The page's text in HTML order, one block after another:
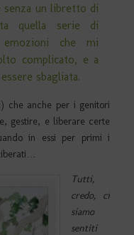
senza un libretto di
quella serie di
emozioni che mi
complicato, e a
sbagliata.
che anche per i genitori
gestire, e liberare certe
in essi per primi i
Tutti,
credo, ci
siamo
sentiti